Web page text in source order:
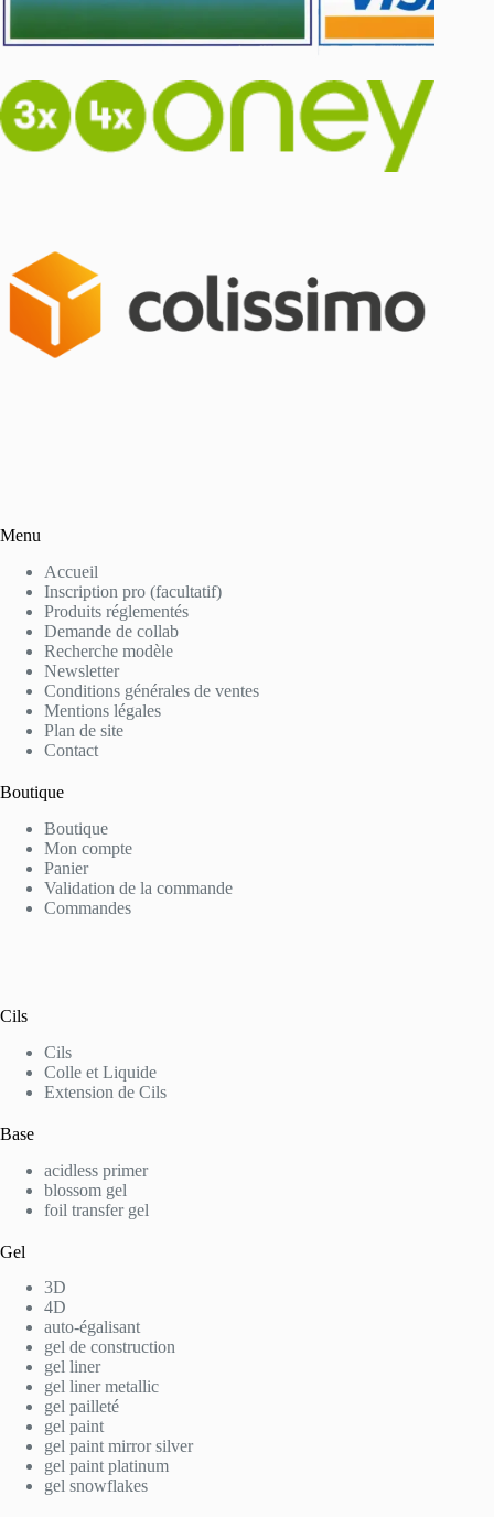
Menu
Accueil
Inscription pro (facultatif)
Produits réglementés
Demande de collab
Recherche modèle
Newsletter
Conditions générales de ventes
Mentions légales
Plan de site
Contact
Boutique
Boutique
Mon compte
Panier
Validation de la commande
Commandes
Cils
Cils
Colle et Liquide
Extension de Cils
Base
acidless primer
blossom gel
foil transfer gel
Gel
3D
4D
auto-égalisant
gel de construction
gel liner
gel liner metallic
gel pailleté
gel paint
gel paint mirror silver
gel paint platinum
gel snowflakes